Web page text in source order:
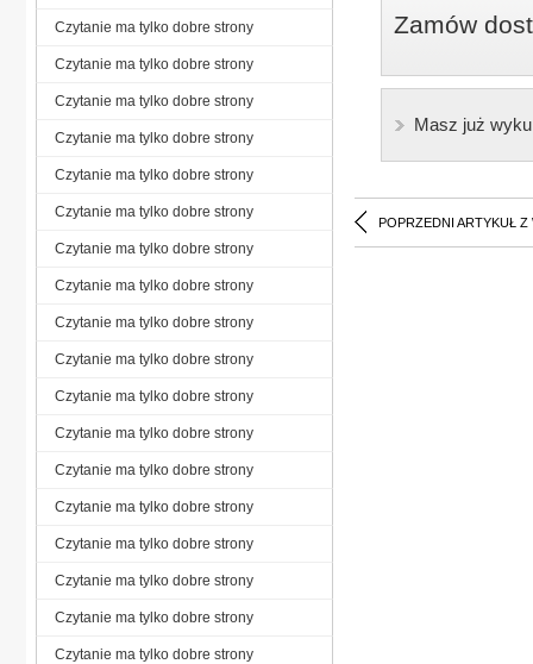
Zamów
Masz już
POPRZEDNI ARTYKUŁ Z
Czytanie ma tylko dobre strony
Czytanie ma tylko dobre strony
Czytanie ma tylko dobre strony
Czytanie ma tylko dobre strony
Czytanie ma tylko dobre strony
Czytanie ma tylko dobre strony
Czytanie ma tylko dobre strony
Czytanie ma tylko dobre strony
Czytanie ma tylko dobre strony
Czytanie ma tylko dobre strony
Czytanie ma tylko dobre strony
Czytanie ma tylko dobre strony
Czytanie ma tylko dobre strony
Czytanie ma tylko dobre strony
Czytanie ma tylko dobre strony
Czytanie ma tylko dobre strony
Czytanie ma tylko dobre strony
Czytanie ma tylko dobre strony